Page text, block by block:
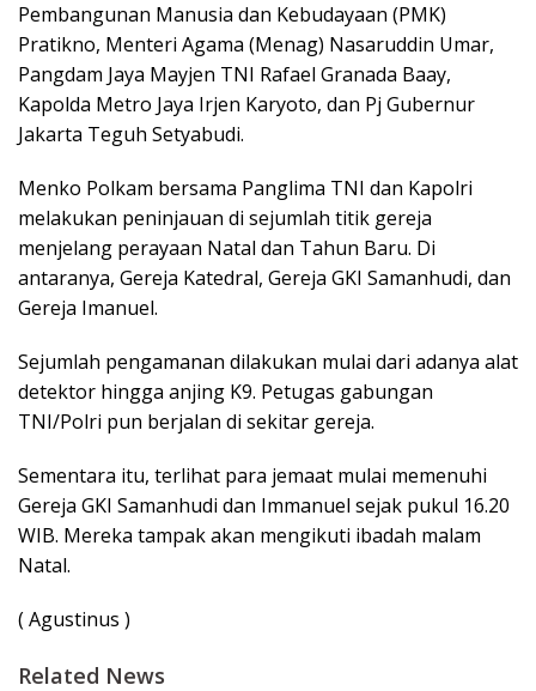
Pembangunan Manusia dan Kebudayaan (PMK)
Pratikno, Menteri Agama (Menag) Nasaruddin Umar,
Pangdam Jaya Mayjen TNI Rafael Granada Baay,
Kapolda Metro Jaya Irjen Karyoto, dan Pj Gubernur
Jakarta Teguh Setyabudi.
Menko Polkam bersama Panglima TNI dan Kapolri
melakukan peninjauan di sejumlah titik gereja
menjelang perayaan Natal dan Tahun Baru. Di
antaranya, Gereja Katedral, Gereja GKI Samanhudi, dan
Gereja Imanuel.
Sejumlah pengamanan dilakukan mulai dari adanya alat
detektor hingga anjing K9. Petugas gabungan
TNI/Polri pun berjalan di sekitar gereja.
Sementara itu, terlihat para jemaat mulai memenuhi
Gereja GKI Samanhudi dan Immanuel sejak pukul 16.20
WIB. Mereka tampak akan mengikuti ibadah malam
Natal.
( Agustinus )
Related News